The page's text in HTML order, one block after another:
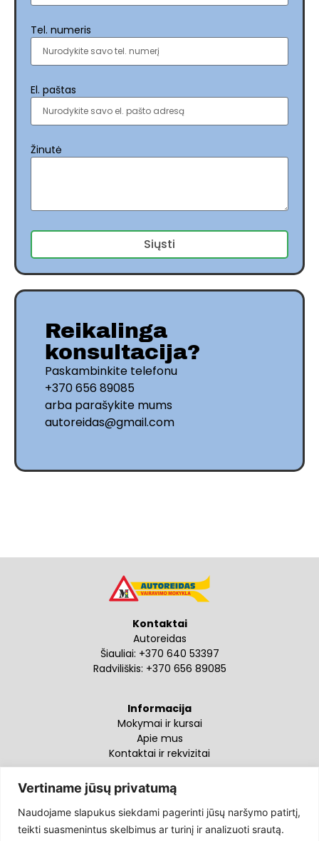
Vertiname jūsų privatumą
Naudojame slapukus siekdami pagerinti jūsų naršymo patirtį,
teikti suasmenintus skelbimus ar turinį ir analizuoti srautą.
Tel. numeris
El. paštas
Žinutė
Siųsti
Reikalinga
konsultacija?
Paskambinkite telefonu
+370 656 89085
arba parašykite mums
autoreidas@gmail.com
Kontaktai
Autoreidas
Šiauliai: +370 640 53397
Radviliškis: +370 656 89085
Informacija
Mokymai ir kursai
Apie mus
Kontaktai ir rekvizitai
Sekite mus